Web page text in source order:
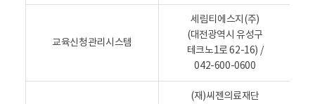
교육신청관리시스템
세림티에스지(주)
(대전광역시 유성구
테크노1로 62-16) /
042-600-0600
(재)씨젠의료재단